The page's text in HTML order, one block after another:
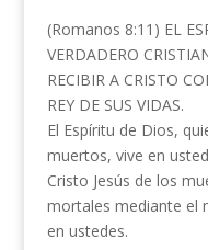
(Romanos 8:11) EL
VERDADERO
RECIBIR A CRISTO
REY DE SUS VIDAS.
El Espíritu de Dios,
muertos, vive en
Cristo Jesús de los
mortales mediante el
en ustedes.